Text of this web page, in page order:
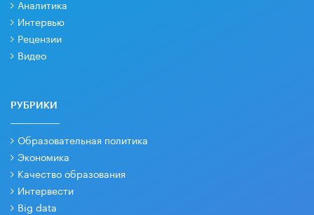
Аналитика
Интервью
Рецензии
Видео
РУБРИКИ
Образовательная политика
Экономика
Качество образования
Интервести
Big data